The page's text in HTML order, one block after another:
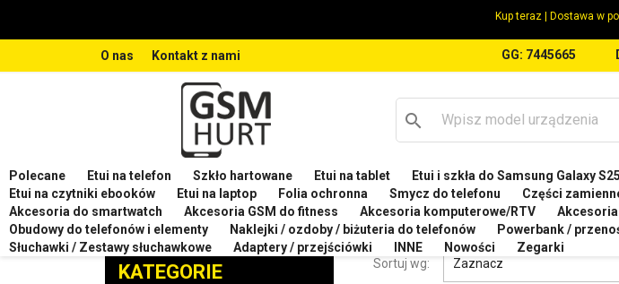
Kup teraz | Dostawa w
O nas Kontakt z nami GG: 7445665
search
Polecane Etui na telefon Szkło hartowane Etui na tablet Etui i szkła do Samsung Galaxy S25
Etui na czytniki ebooków
Etui na laptop Folia ochronna Smycz do telefonu Części
Akcesoria do smartwatch
Akcesoria GSM do fitness Akcesoria komputerowe/RTV Akcesoria
Obudowy do telefonów i elementy
Naklejki / ozdoby / biżuteria do telefonów Powerbank /
Słuchawki / Zestawy słuchawkowe
Adaptery / przejściówki INNE Nowości Zegarki
Strona główna Etui na telefon Etui na telefon REALME Etui do Realme 11 Pro Plus 5G
Zaproponuj produkt
KATEGORIE
ETUI DO REALME 11 PRO
Sortuj wg: Zaznacz